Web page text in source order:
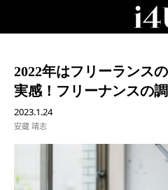
2022年はフリーランス
実感！フリーナンスの
2023.1.24
安蔵 靖志